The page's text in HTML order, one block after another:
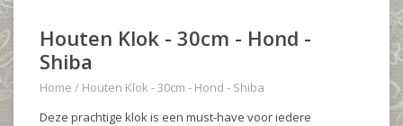
Houten Klok - 30cm - Hond -
Shiba
Home / Houten Klok - 30cm - Hond - Shiba
Deze prachtige klok is een must-have voor iedere